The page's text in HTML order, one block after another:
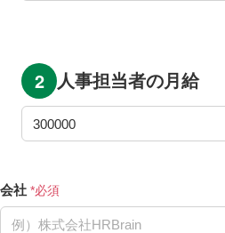
人事担当者の月給
会社